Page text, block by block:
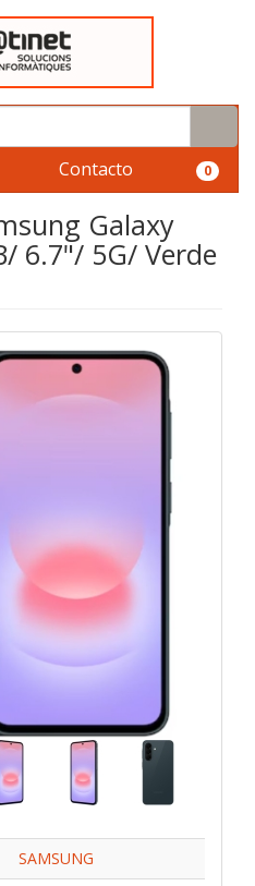
Contacto 0
Galaxy
6.7"/ 5G/ Verde
SAMSUNG